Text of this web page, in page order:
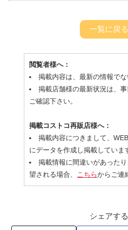
一覧に戻る
閲覧者様へ：
掲載内容は、最新の情報でな
掲載店舗様の最新状況は、
ご確認下さい。
掲載コストコ再販店様へ：
掲載内容につきまして、
にデータを作成し掲載していま
掲載情報に間違いがあった
望される場合、 こちらからご連
シェアする